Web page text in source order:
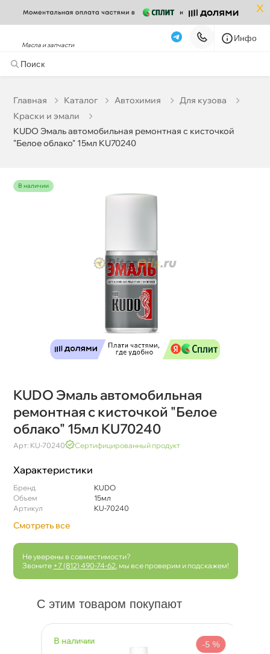
x
Масла и запчасти
Инфо
Главная Катало Автохимия
Для кузова
Краски и эмали
KUDO Эмаль автомобильная ремонтная с кисточкой
"Белое облако" 15мл KU70240
наличии
KUDO Эмаль автомобильная
ремонтная с кисточкой "Белое
облако" 15мл KU70240
Арт: KU-70240 Сертифицированный продукт
Характеристики
Бренд
KUDO
Объем
15мл
Артикул
KU-70240
Смотреть все
Не уверены в совместимости?
Звоните +7 (812) 490-74-62 , мы все проверим и подскажем!
С этим товаром покупают
наличии -5 %
KUDO Эмаль автомобильная ремонтная с кисточкой
Бесплатная Сегодня, 06.08 (при заказе от 2000₽)
Срочная за 2 ч – 399 ₽